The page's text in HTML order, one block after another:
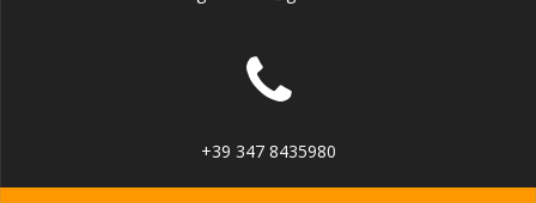
+39 347 8435980